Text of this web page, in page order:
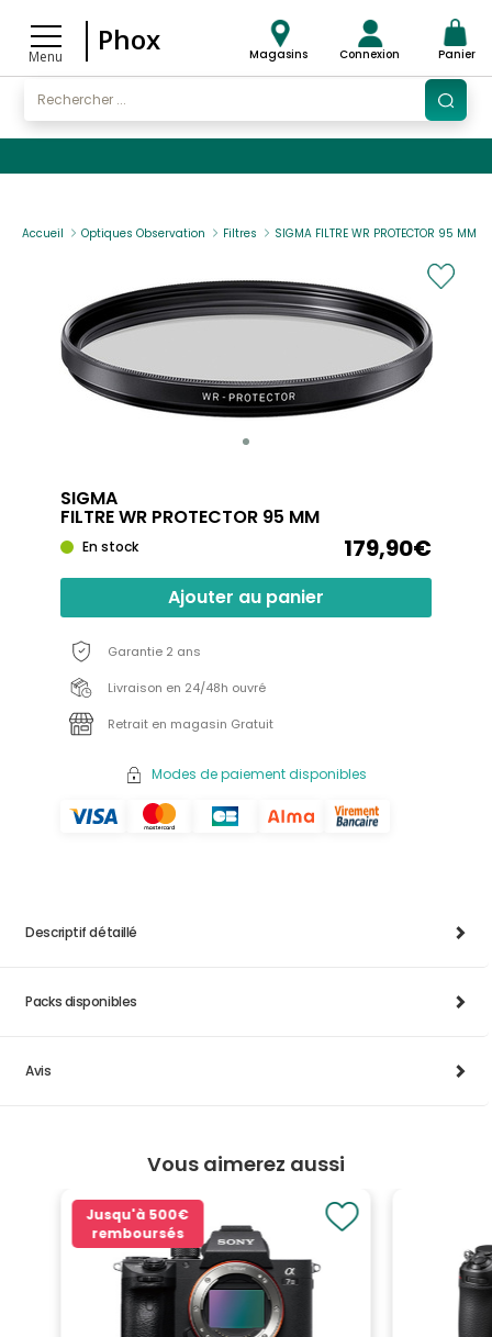
Menu
Phox Magasins Connexion Panier
Accueil Optiques Observation Filtres SIGMA FILTRE WR PROTECTOR 95 MM
SIGMA
FILTRE WR PROTECTOR 95 MM
En stock 179,90€
Ajouter au panier
Garantie 2 ans
Livraison en 24/48h ouvré
Retrait en magasin Gratuit
Modes de paiement disponibles
Descriptif détaillé
Packs disponibles
Avis
Vous aimerez aussi
Jusqu'à 500€
remboursés